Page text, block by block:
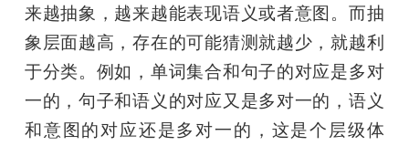
来越抽象，越来越能表现语义或者意图。而抽
象层面越高，存在的可能猜测就越少，就越利
于分类。例如，单词集合和句子的对应是多对
一的，句子和语义的对应又是多对一的，语义
和意图的对应还是多对一的，这是个层级体